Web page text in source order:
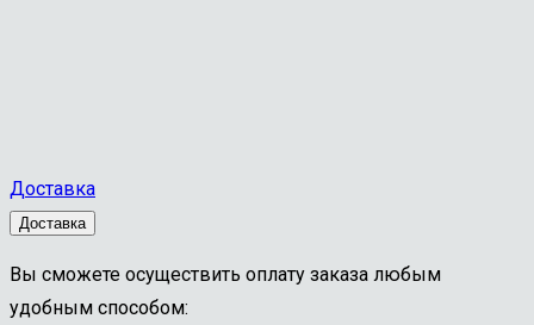
Доставка
Доставка
Вы сможете осуществить оплату заказа любым
удобным способом: